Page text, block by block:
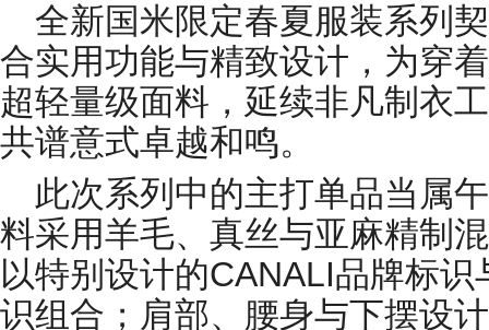
全新国米限定春夏服装系列
合实用功能与精致设计，为穿
超轻量级面料，延续非凡制衣
共谱意式卓越和鸣。
此次系列中的主打单品当属
料采用羊毛、真丝与亚麻精制
以特别设计的CANALI品牌标
识组合；肩部、腰身与下摆设